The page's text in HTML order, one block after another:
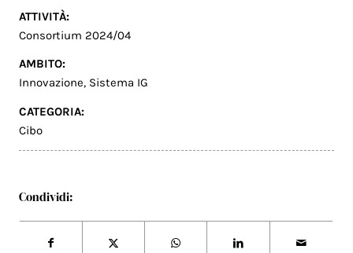
ATTIVITÀ:
Consortium 2024/04
AMBITO:
Innovazione, Sistema IG
CATEGORIA:
Cibo
Condividi: